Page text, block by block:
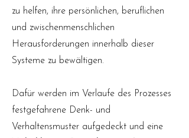
zu helfen, ihre persönlichen, beruflichen
und zwischenmenschlichen
Herausforderungen innerhalb dieser
Systeme zu bewältigen.
Dafür werden im Verlaufe des Prozesses
festgefahrene Denk- und
Verhaltensmuster aufgedeckt und eine